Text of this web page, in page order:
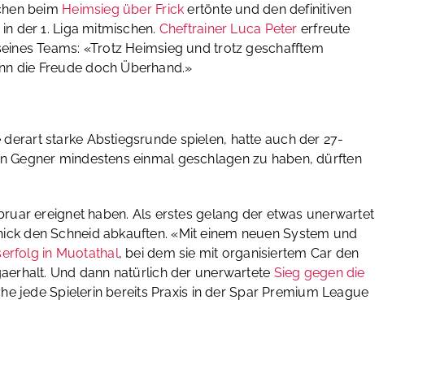
beim Heimsieg über Frick ertönte und den definitiven
der 1. Liga mitmischen. Cheftrainer Luca Peter erfreute
Teams: «Trotz Heimsieg und trotz geschafftem
die Freude doch Überhand.»
starke Abstiegsrunde spielen, hatte auch der 27-
Gegner mindestens einmal geschlagen zu haben, dürften
ereignet haben. Als erstes gelang der etwas unerwartet
den Schneid abkauften. «Mit einem neuen System und
in Muotathal, bei dem sie mit organisiertem Car den
Und dann natürlich der unerwartete Sieg gegen die
jede Spielerin bereits Praxis in der Spar Premium League